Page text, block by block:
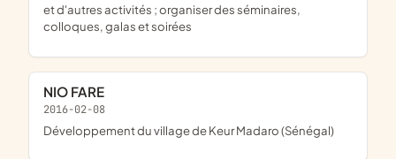
et d'autres activités ; organiser des séminaires,
colloques, galas et soirées
NIO FARE
2016-02-08
développement du village de Keur Madaro (Sénégal)